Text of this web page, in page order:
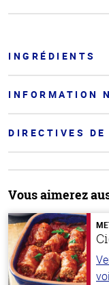
INGRÉDIENTS
INFORMATION
DIRECTIVES DE
Vous aimerez